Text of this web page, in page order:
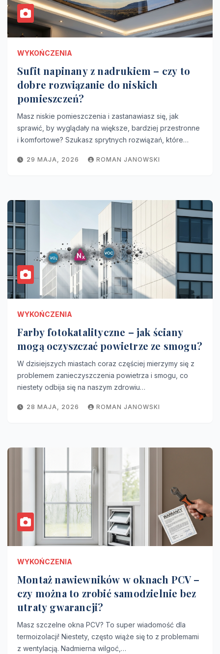
WYKOŃCZENIA
Sufit napinany z nadrukiem – czy to
dobre rozwiązanie do niskich
pomieszczeń?
Masz niskie pomieszczenia i zastanawiasz się, jak
sprawić, by wyglądały na większe, bardziej przestronne
i komfortowe? Szukasz sprytnych rozwiązań, które…
29 MAJA, 2026 ROMAN JANOWSKI
WYKOŃCZENIA
Farby fotokatalityczne – jak ściany
mogą oczyszczać powietrze ze smogu?
W dzisiejszych miastach coraz częściej mierzymy się z
problemem zanieczyszczenia powietrza i smogu, co
niestety odbija się na naszym zdrowiu…
28 MAJA, 2026 ROMAN JANOWSKI
WYKOŃCZENIA
Montaż nawiewników w oknach PCV –
czy można to zrobić samodzielnie bez
utraty gwarancji?
Masz szczelne okna PCV? To super wiadomość dla
termoizolacji! Niestety, często wiąże się to z problemami
z wentylacją. Nadmierna wilgoć,…